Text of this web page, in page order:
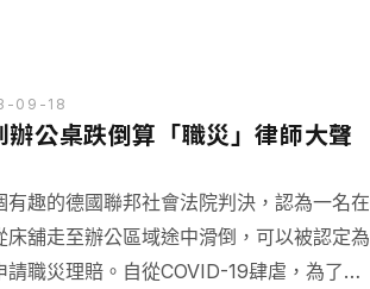
讓我們來分析。
09-18
辦公桌跌倒算「職災」律師大聲
有趣的德國聯邦社會法院判決，認為一名在
床舖走至辦公區域途中滑倒，可以被認定為
請職災理賠。自從COVID-19肆虐，為了防